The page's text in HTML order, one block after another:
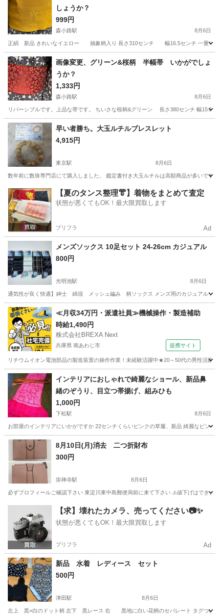
しょうか？
999円
森小路駅 8月6日
正絹 新品 きれいなイエロー 抽象柄入り 長さ310センチ 幅16.5センチ 一重で涼
大阪 大阪市 森小路駅 着物 半幅帯
画像変更、グリーン&桜柄 半幅帯 いかがでしょ
うか？
1,333円
森小路駅 8月6日
リバーシブルです。上品な帯です。 ちいさな桜柄&グリーン 長さ380センチ 幅
大阪 大阪市 森小路駅 着物 半幅帯
早い者勝ち。大玉ルチルブレスレット
4,915円
東京駅 8月6日
数年前に数珠専門店にて購入しました。 鑑定書付き大玉ルチルは高額商品が多いで
大阪 守口市 東京駅 アクセサリー 数珠
【夏のタンス整理👘】着物をまとめて査定
状態が悪くてもOK！最大限買取します
プリフラ Ad
メンズソックス 10足セット 24-26cm カジュアル
800円
光明池駅 8月6日
通気性が良く快適】紳士 綿混 メッシュ編み 柄ソックス メンズ用のカジュアルソッ
大阪 和泉市 光明池駅 その他
≪月収34万円・派遣社員≫機械操作・製造補助
時給1,490円
株式会社BREXA Next
兵庫県 南あわじ市 提携サイト
リチウムイオン電池部品の製造装置の操作作業！未経験活躍中★20～50代の男性活
兵庫 南あわじ市 その他
インテリアにおしゃれで綺麗なショール、新品鼻
緒のぞうり、目立つ帯揚げ、組みひも
1,000円
下松駅 8月6日
お部屋のインテリアにいかがですか 22センチくらいピンクの草履、新品 綺麗なピン
大阪 岸和田市 下松駅 小物 帯揚げ
8月10日(月)消去 二つ折財布
300円
崇禅寺駅 8月6日
必ずプロフィールご確認下さい 東淀川東中島郵便局前に来て下さい ⚠️値下げはでき
崇禅寺駅 小物
【求】壊れたカメラ、売ってください📷✨
状態が悪くてもOK！最大限買取します
プリフラ Ad
新品 水着 レディース セット
500円
津田駅 8月6日
左上 黒×白のドット柄 左下 黒レース 右 黒地に白い花柄のセパレート タグついて